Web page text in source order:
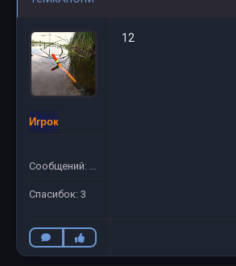
Игрок
Сообщений: 15
Спасибок: 3
12